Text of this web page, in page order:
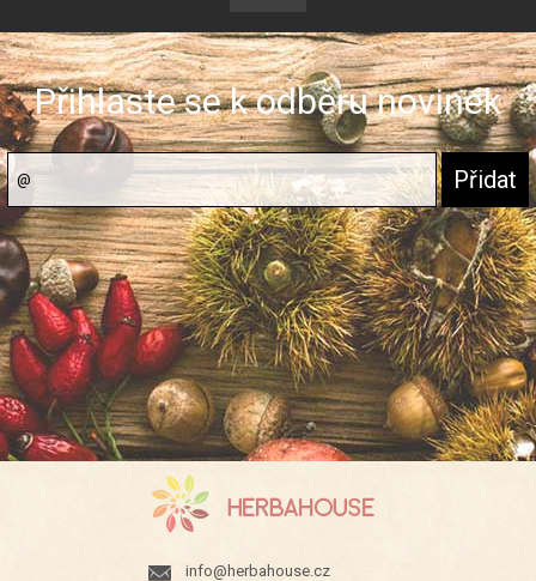
Přihlaste se k odběru novinek
info@herbahouse.cz